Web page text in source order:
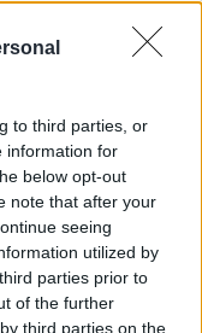
to third parties, or
information for
below opt-out
note that after your
seeing
utilized by
parties prior to
of the further
third parties on the
ανοίγει
ο
Βρετανίδας
από την
εντυπωσιακό
Λέσβο και